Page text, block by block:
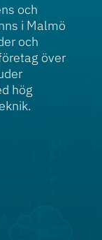
och
i Malmö
och
över
hög